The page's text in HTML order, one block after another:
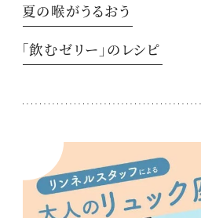
夏の喉がうるおう
「飲むゼリー」のレシピ